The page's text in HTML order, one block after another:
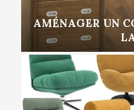
AMÉNAGER UN